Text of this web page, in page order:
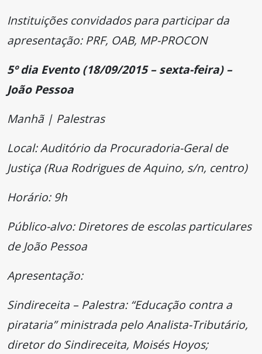
Instituições convidados para participar da
apresentação: PRF, OAB, MP-PROCON
5º dia Evento (18/09/2015 – sexta-feira) –
João Pessoa
Manhã | Palestras
Local: Auditório da Procuradoria-Geral de
Justiça (Rua Rodrigues de Aquino, s/n, centro)
Horário: 9h
Público-alvo: Diretores de escolas particulares
de João Pessoa
Apresentação:
Sindireceita – Palestra: “Educação contra a
pirataria” ministrada pelo Analista-Tributário,
diretor do Sindireceita, Moisés Hoyos;